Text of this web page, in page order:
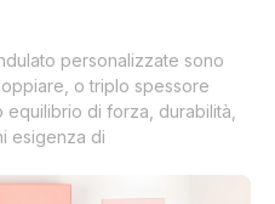
personalizzate sono
o triplo spessore
di forza, durabilità,
esigenza di